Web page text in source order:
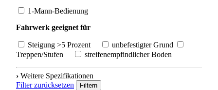
1-Mann-Bedienung
Fahrwerk geeignet für
Steigung >5 Prozent
unbefestigter Grund
Treppen/Stufen
streifenempfindlicher Boden
› Weitere Spezifikationen
Filter zurücksetzen
Filtern